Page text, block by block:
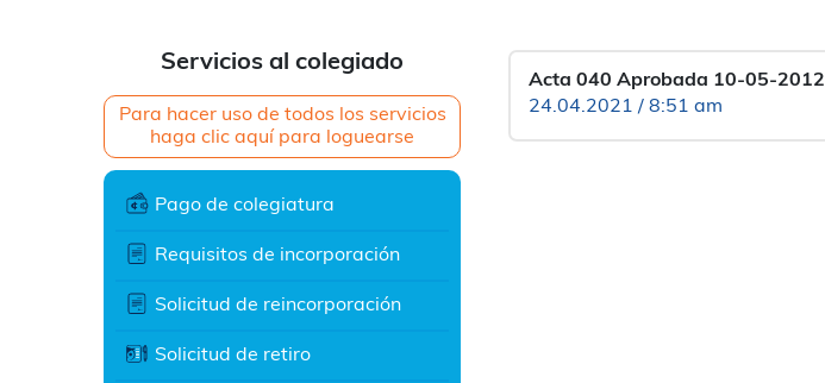
Servicios al colegiado
Para hacer uso de todos los servicios
haga clic aquí para loguearse
Pago de colegiatura
Requisitos de incorporación
Solicitud de reincorporación
Solicitud de retiro
Acta 040 Aprobada 10-05-2012
24.04.2021 / 8:51 am